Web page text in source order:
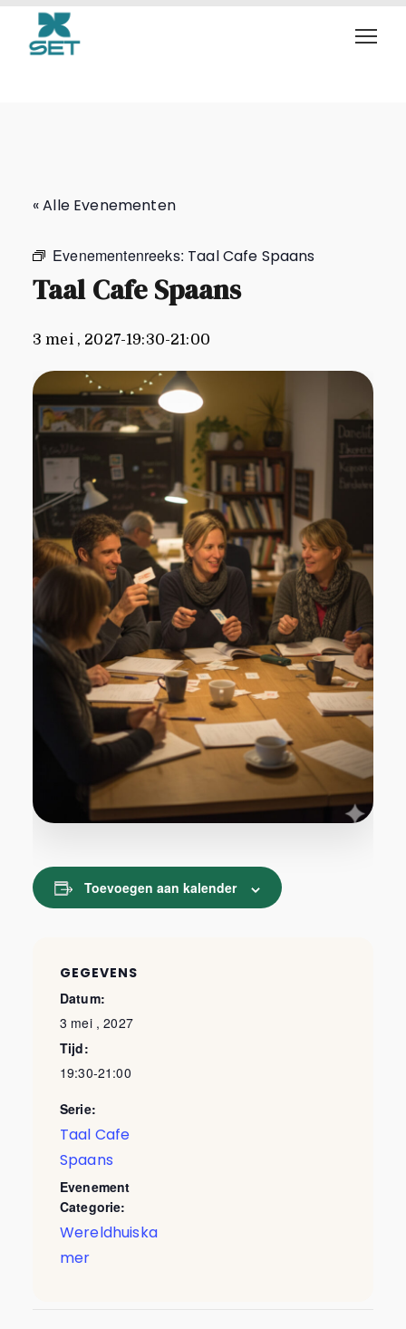
Taal Cafe Spaans
« Alle Evenementen
Evenementenreeks: Taal Cafe Spaans
Taal Cafe Spaans
3 mei , 2027-19:30-21:00
Toevoegen aan kalender
GEGEVENS
Datum:
3 mei , 2027
Tijd:
19:30-21:00
Serie:
Taal Cafe
Spaans
Evenement
Categorie:
Wereldhuiska
mer